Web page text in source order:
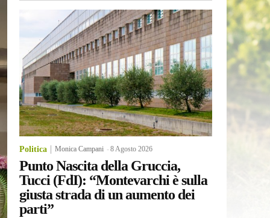
Politica Monica Campani -8 Agosto 2026
Punto Nascita della Gruccia,
Tucci (FdI): “Montevarchi è sulla
giusta strada di un aumento dei
parti”